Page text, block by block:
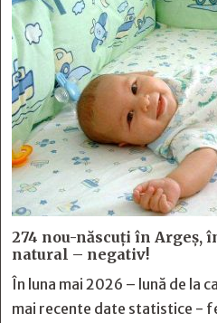
274 nou-născuți în Argeș,
natural – negativ!
În luna mai 2026 – lună de la
mai recente date statistice -